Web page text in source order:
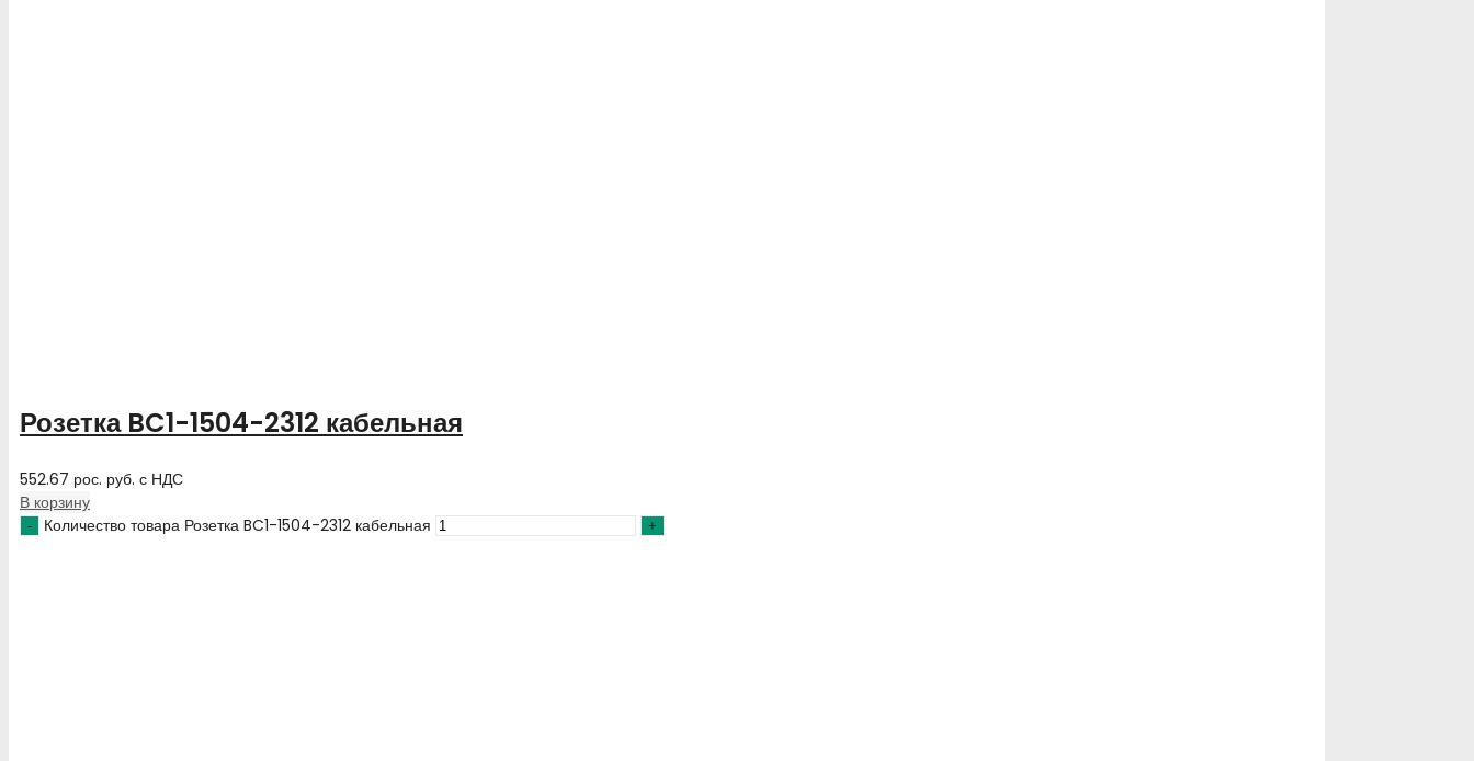
Розетка BC1-1504-2312 кабельная
552.67 рос. руб. с НДС
В корзину
Количество товара Розетка BC1-1504-2312 кабельная